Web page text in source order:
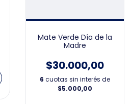
Mate Verde Día de la
Madre
$30.000,00
6 cuotas sin interés de
$5.000,00